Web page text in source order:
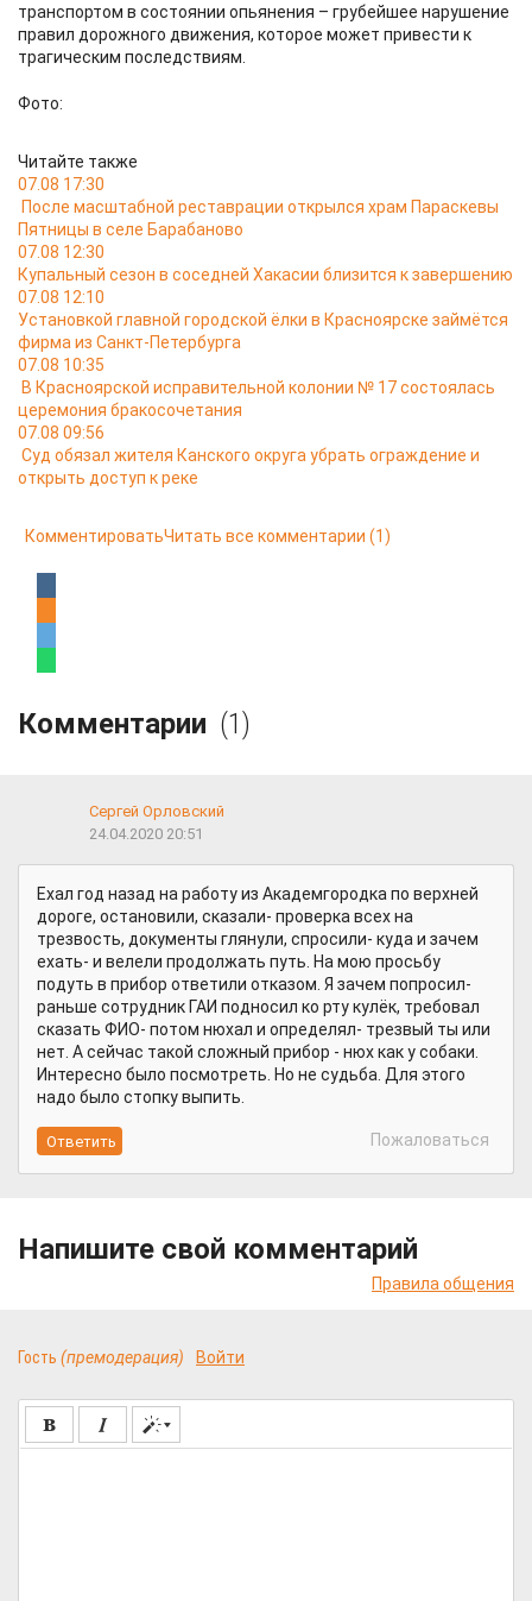
транспортом в состоянии опьянения – грубейшее нарушение
правил дорожного движения, которое может привести к
трагическим последствиям.
Фото:
Читайте также
07.08 17:30
После масштабной реставрации открылся храм Параскевы
Пятницы в селе Барабаново
07.08 12:30
Купальный сезон в соседней Хакасии близится к завершению
07.08 12:10
Установкой главной городской ёлки в Красноярске займётся
фирма из Санкт-Петербурга
07.08 10:35
В Красноярской исправительной колонии № 17 состоялась
церемония бракосочетания
07.08 09:56
Суд обязал жителя Канского округа убрать ограждение и
открыть доступ к реке
КомментироватьЧитать все комментарии (1)
Комментарии (1)
Сергей Орловский
24.04.2020 20:51
Ехал год назад на работу из Академгородка по верхней
дороге, остановили, сказали- проверка всех на
трезвость, документы глянули, спросили- куда и зачем
ехать- и велели продолжать путь. На мою просьбу
подуть в прибор ответили отказом. Я зачем попросил-
раньше сотрудник ГАИ подносил ко рту кулёк, требовал
сказать ФИО- потом нюхал и определял- трезвый ты или
нет. А сейчас такой сложный прибор - нюх как у собаки.
Интересно было посмотреть. Но не судьба. Для этого
надо было стопку выпить.
Пожаловаться
Напишите свой комментарий
Правила общения
Гость (премодерация) Войти